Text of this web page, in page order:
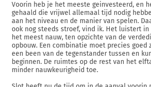
Voorin heb je het meeste geinvesteerd, en
gehaald die vrijwel allemaal tijd nodig
aan het niveau en de manier van spelen.
ook nog steeds stroef, vind ik. Het luistert in
het meest nauw, ten opzichte van de
opbouw. Een combinatie moet precies goed
een been van de tegenstander tussen en
beginnen. De ruimtes op de rest van het
minder nauwkeurigheid toe.